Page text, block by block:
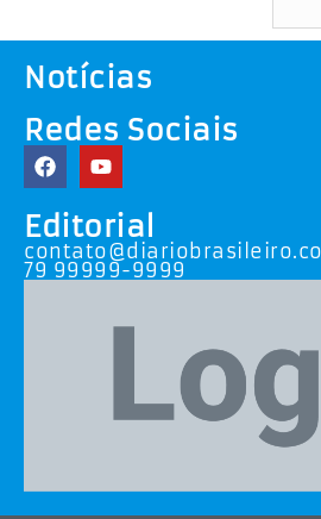
Notícias
Redes Sociais
Editorial
79 99999-9999